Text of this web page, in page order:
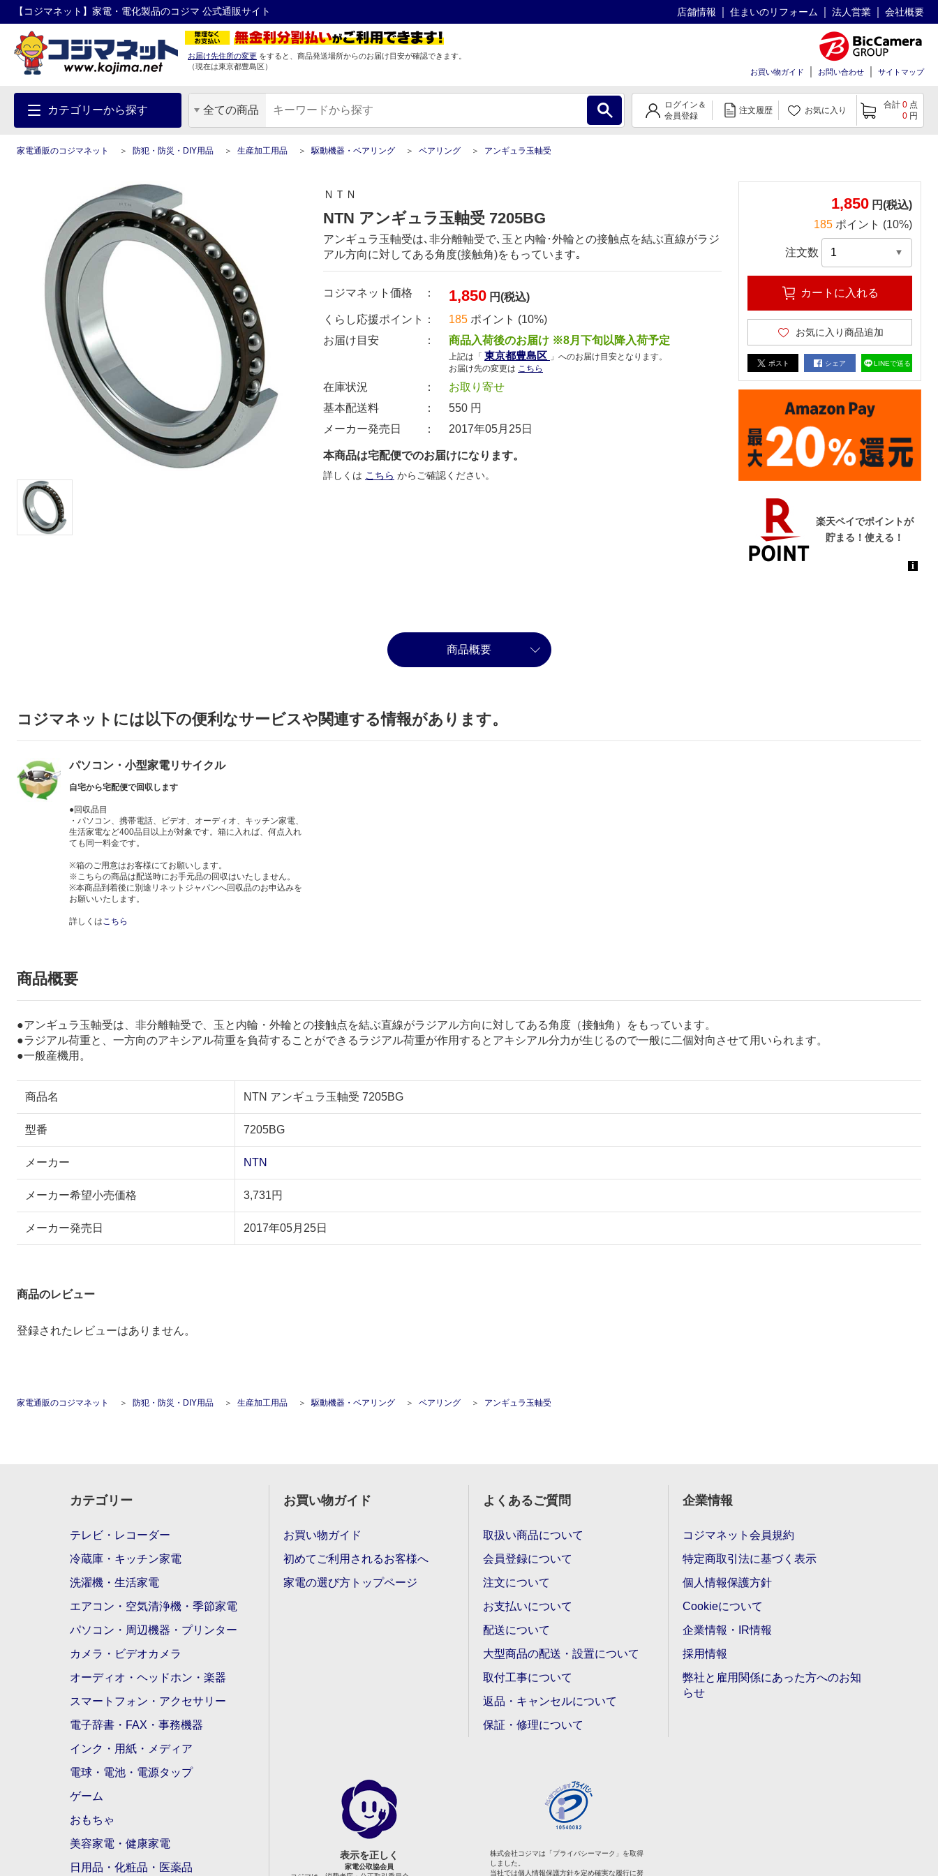
【コジマネット】家電・電化製品のコジマ 公式通販サイト 店舗情報 住まいのリフォーム 法人営業 会社概要
お届け先住所の変更 をすると、商品発送場所からのお届け目安が確認できます。
（現在は東京都豊島区）
お買い物ガイド お問い合わせ サイトマップ
カテゴリーから探す 全ての商品
ログイン＆
会員登録
注文履歴 お気に入り
合計 0 点
0 円
家電通販のコジマネット 防犯・防災・DIY用品 生産加工用品 駆動機器・ベアリング ベアリング アンギュラ玉軸受
ＮＴＮ
NTN アンギュラ玉軸受 7205BG
アンギュラ玉軸受は､非分離軸受で､玉と内輪･外輪との接触点を結ぶ直線がラジ
アル方向に対してある角度(接触角)をもっています｡
コジマネット価格 ： 1,850 円(税込)
くらし応援ポイント：
185 ポイント (10%)
お届け目安 ：
商品入荷後のお届け ※8月下旬以降入荷予定
上記は「 東京都豊島区 」へのお届け目安となります。
お届け先の変更は こちら
在庫状況 ：
お取り寄せ
基本配送料 ：
550 円
メーカー発売日 ：
2017年05月25日
本商品は宅配便でのお届けになります。
詳しくは こちら からご確認ください。
1,850 円(税込)
185 ポイント (10%)
注文数
カートに入れる
お気に入り商品追加
ポスト シェア LINEで送る
商品概要
コジマネットには以下の便利なサービスや関連する情報があります。
パソコン・小型家電リサイクル
自宅から宅配便で回収します
●回収品目
・パソコン、携帯電話、ビデオ、オーディオ、キッチン家電、
生活家電など400品目以上が対象です。箱に入れば、何点入れ
ても同一料金です。
※箱のご用意はお客様にてお願いします。
※こちらの商品は配送時にお手元品の回収はいたしません。
※本商品到着後に別途リネットジャパンへ回収品のお申込みを
お願いいたします。
詳しくは こちら
商品概要
●アンギュラ玉軸受は、非分離軸受で、玉と内輪・外輪との接触点を結ぶ直線がラジアル方向に対してある角度（接触角）をもっています。
●ラジアル荷重と、一方向のアキシアル荷重を負荷することができるラジアル荷重が作用するとアキシアル分力が生じるので一般に二個対向させて用いられます。
●一般産機用。
商品名 NTN アンギュラ玉軸受 7205BG
型番 7205BG
メーカー NTN
メーカー希望小売価格 3,731円
メーカー発売日 2017年05月25日
商品のレビュー
登録されたレビューはありません。
家電通販のコジマネット 防犯・防災・DIY用品 生産加工用品 駆動機器・ベアリング ベアリング アンギュラ玉軸受
カテゴリー
テレビ・レコーダー
冷蔵庫・キッチン家電
洗濯機・生活家電
エアコン・空気清浄機・季節家電
パソコン・周辺機器・プリンター
カメラ・ビデオカメラ
オーディオ・ヘッドホン・楽器
スマートフォン・アクセサリー
電子辞書・FAX・事務機器
インク・用紙・メディア
電球・電池・電源タップ
ゲーム
おもちゃ
美容家電・健康家電
日用品・化粧品・医薬品
お買い物ガイド
お買い物ガイド
初めてご利用されるお客様へ
家電の選び方トップページ
よくあるご質問
取扱い商品について
会員登録について
注文について
お支払いについて
配送について
大型商品の配送・設置について
取付工事について
返品・キャンセルについて
保証・修理について
企業情報
コジマネット会員規約
特定商取引法に基づく表示
個人情報保護方針
Cookieについて
企業情報・IR情報
採用情報
弊社と雇用関係にあった方へのお知
らせ
表示を正しく
家電公取協会員
株式会社コジマは「プライバシーマーク」を取得
しました。
当社では個人情報保護方針を定め確実な履行に努